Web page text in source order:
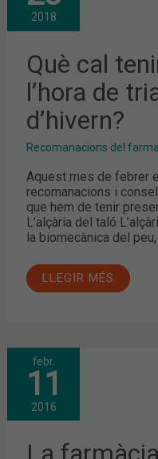
2018
Què cal
l’hora de
d’hivern?
Recomanacions del
Aquest mes de febrer
recomanacions i
que hem de tenir
L’alçària del taló
la biomecànica del
TENIR
EN
COMPTE
L’HORA
DE
TRIAR
EL
CALÇAT
D’HIVERN?
LLEGIR MÉS
febr.
11
2016
LA
EXPERTA
EN
COSMÈTICA